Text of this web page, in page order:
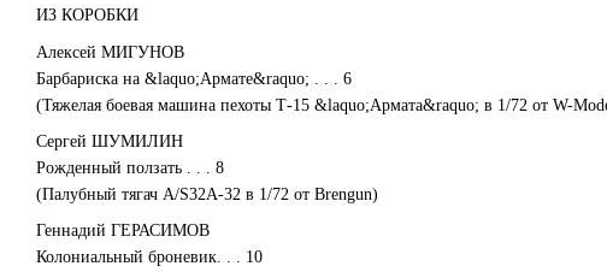
ИЗ КОРОБКИ
Алексей МИГУНОВ
Барбариска на &laquo;Армате&raquo; . . . 6
(Тяжелая боевая машина пехоты Т-15 &laquo;Армата&raquo; в 1/72 от W-
Сергей ШУМИЛИН
Рожденный ползать . . . 8
(Палубный тягач A/S32A-32 в 1/72 от Brengun)
Геннадий ГЕРАСИМОВ
Колониальный броневик. . . 10